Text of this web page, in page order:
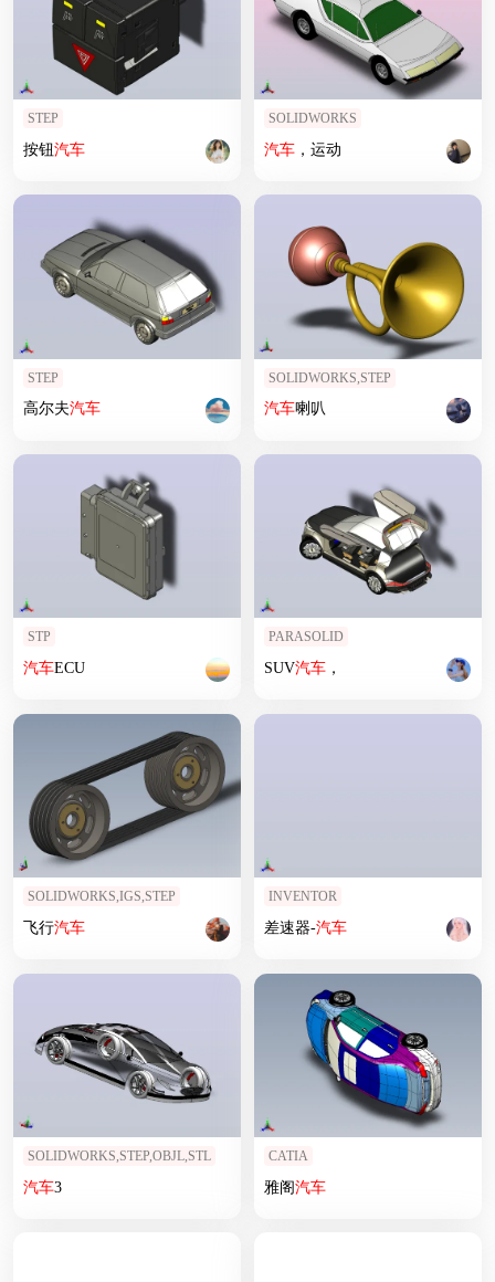
STEP
按钮汽车
SOLIDWORKS
汽车，运动
STEP
高尔夫汽车
SOLIDWORKS,STEP
汽车喇叭
STP
汽车ECU
PARASOLID
SUV汽车，
SOLIDWORKS,IGS,STEP
飞行汽车
INVENTOR
差速器-汽车
SOLIDWORKS,STEP,OBJL,STL
汽车3
CATIA
雅阁汽车